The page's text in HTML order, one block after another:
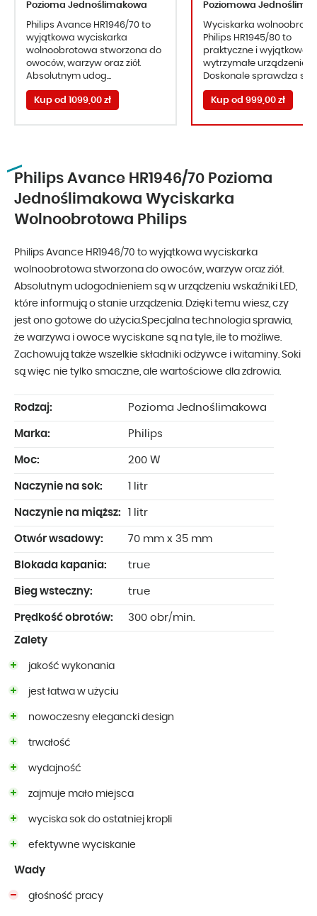
Pozioma Jednoślimakowa
Philips Avance HR1946/70 to
wyjątkowa wyciskarka
wolnoobrotowa stworzona do
owoców, warzyw oraz ziół.
Absolutnym udog...
Kup od 1099,00 zł
Poziomowa
Wyciskarka
Philips HR1945/80 to
praktyczne i wyjątkowo
wytrzymałe urządzenie.
Doskonale sprawdza się
Kup od 999,00 zł
Philips Avance HR1946/70 Pozioma
Jednoślimakowa Wyciskarka
Wolnoobrotowa Philips
Philips Avance HR1946/70 to wyjątkowa wyciskarka
wolnoobrotowa stworzona do owoców, warzyw oraz ziół.
Absolutnym udogodnieniem są w urządzeniu wskaźniki LED,
które informują o stanie urządzenia. Dzięki temu wiesz, czy
jest ono gotowe do użycia.Specjalna technologia sprawia,
że warzywa i owoce wyciskane są na tyle, ile to możliwe.
Zachowują także wszelkie składniki odżywce i witaminy. Soki
są więc nie tylko smaczne, ale wartościowe dla zdrowia.
Rodzaj: Pozioma Jednoślimakowa
Marka: Philips
Moc: 200 W
Naczynie na sok: 1 litr
Naczynie na miąższ: 1 litr
Otwór wsadowy: 70 mm x 35 mm
Blokada kapania: true
Bieg wsteczny: true
Prędkość obrotów: 300 obr/min.
Zalety
jakość wykonania
jest łatwa w użyciu
nowoczesny elegancki design
trwałość
wydajność
zajmuje mało miejsca
wyciska sok do ostatniej kropli
efektywne wyciskanie
Wady
głośność pracy